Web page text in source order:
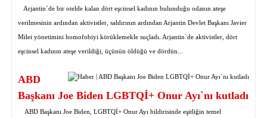
Arjantin`de bir otelde kalan dört eşcinsel kadının bulunduğu odanın ateşe
verilmesinin ardından aktivistler, saldırının ardından Arjantin Devlet Başkanı Javier
Milei yönetimini homofobiyi körüklemekle suçladı. Arjantin`de aktivistler, dört
eşcinsel kadının ateşe verildiği, üçünün öldüğü ve dördün...
ABD
Başkanı Joe Biden LGBTQİ+ Onur Ayı`nı kutladı
ABD Başkanı Joe Biden, LGBTQİ+ Onur Ayı bildirisinde eşitliğin temel